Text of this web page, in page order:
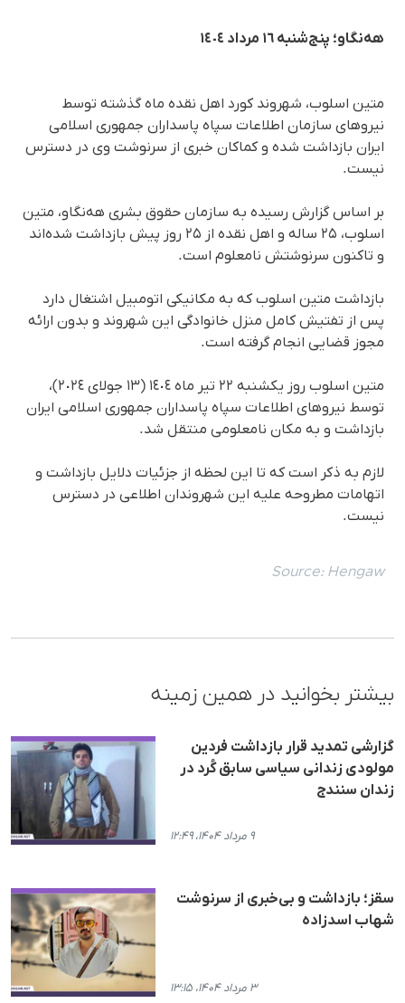
هەنگاو؛ پنج‌شنبه ١٦ مرداد ١٤٠٤
متین اسلوب، شهروند کورد اهل نقده ماه گذشته توسط
نیروهای سازمان اطلاعات سپاه پاسداران جمهوری اسلامی
ایران بازداشت شده‌ و کماکان خبری از سرنوشت وی در دسترس
نیست.
بر اساس گزارش رسیده به سازمان حقوق بشری هه‌نگاو، متین
اسلوب، ٢۵ ساله و اهل نقده از ٢۵ روز پیش بازداشت شده‌اند
و تاکنون سرنوشتش نامعلوم است.
بازداشت متین اسلوب که به مکانیکی اتومبیل اشتغال دارد
پس از تفتیش کامل منزل خانوادگی این شهروند و بدون ارائه
مجوز قضایی انجام گرفته است.
متین اسلوب روز یکشنبه ٢٢ تیر ماه ١٤٠٤ (١٣ جولای ٢٠٢٤)،
توسط نیروهای اطلاعات سپاه پاسداران جمهوری اسلامی ایران
بازداشت و به مکان نامعلومی منتقل شد.
لازم به ذکر است که تا این لحظه از جزئیات دلایل بازداشت و
اتهامات مطروحه علیه این شهروندان اطلاعی در دسترس
نیست.
Source: Hengaw
بیشتر بخوانید در همین زمینه
گزارشی تمدید قرار بازداشت فردین
مولودی زندانی سیاسی سابق کُرد در
زندان سنندج
۹ مرداد ۱۴۰۴، ۱۲:۴۹
سقز؛ بازداشت و بی‌خبری از سرنوشت
شهاب اسدزاده
۳ مرداد ۱۴۰۴، ۱۳:۱۵